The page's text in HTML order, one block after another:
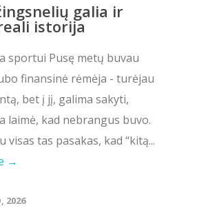
galia ir
istorija
sportui Pusę metų buvau
finansinė rėmėja - turėjau
bet į jį, galima sakyti,
laimė, kad nebrangus buvo.
visas tas pasakas, kad “kitą...
→
2026